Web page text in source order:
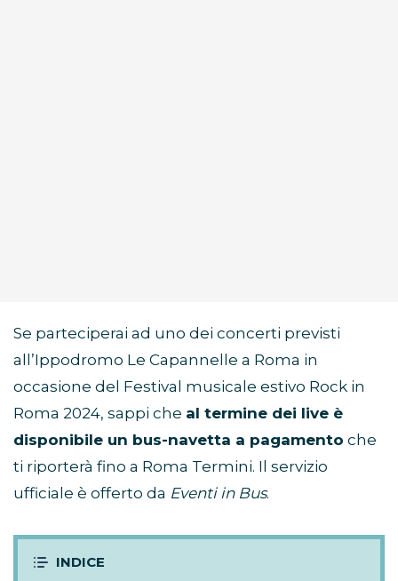
Se parteciperai ad uno dei concerti previsti
all’Ippodromo Le Capannelle a Roma in
occasione del Festival musicale estivo Rock in
Roma 2024, sappi che al termine dei live è
disponibile un bus-navetta a pagamento che
ti riporterà fino a Roma Termini. Il servizio
ufficiale è offerto da Eventi in Bus.